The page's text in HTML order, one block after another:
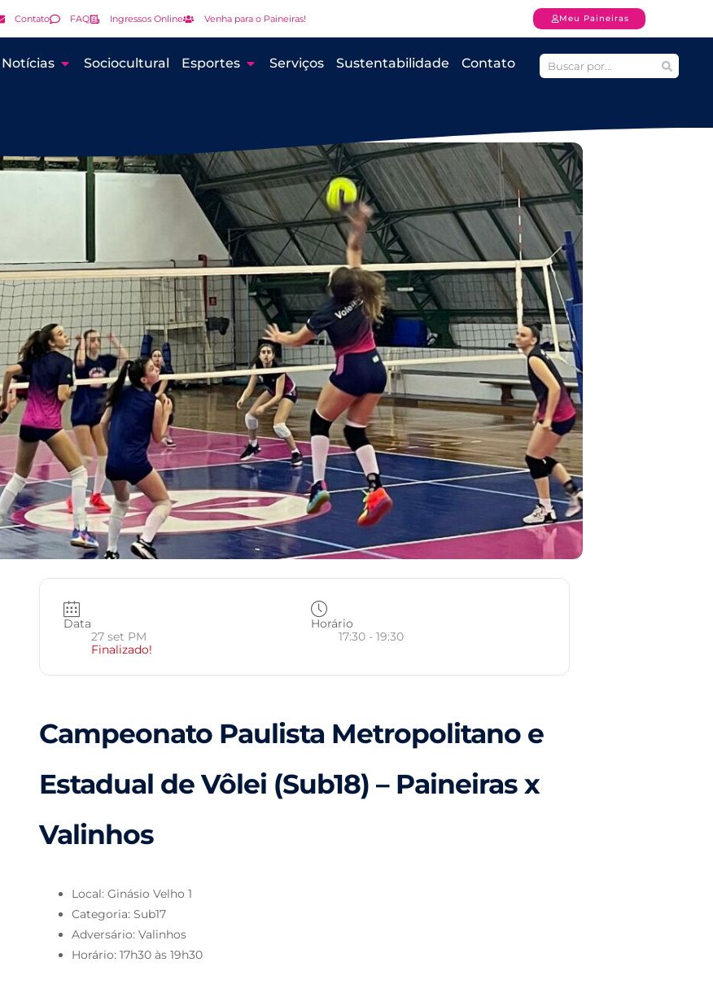
Contato FAQ Ingressos Online Venha para o Paineiras! Meu Paineiras
Notícias Sociocultural Esportes Serviços Sustentabilidade Contato
Data
27 set PM
Finalizado!
Horário
17:30 - 19:30
Campeonato Paulista Metropolitano e
Estadual de Vôlei (Sub18) – Paineiras x
Valinhos
Local: Ginásio Velho 1
Categoria: Sub17
Adversário: Valinhos
Horário: 17h30 às 19h30